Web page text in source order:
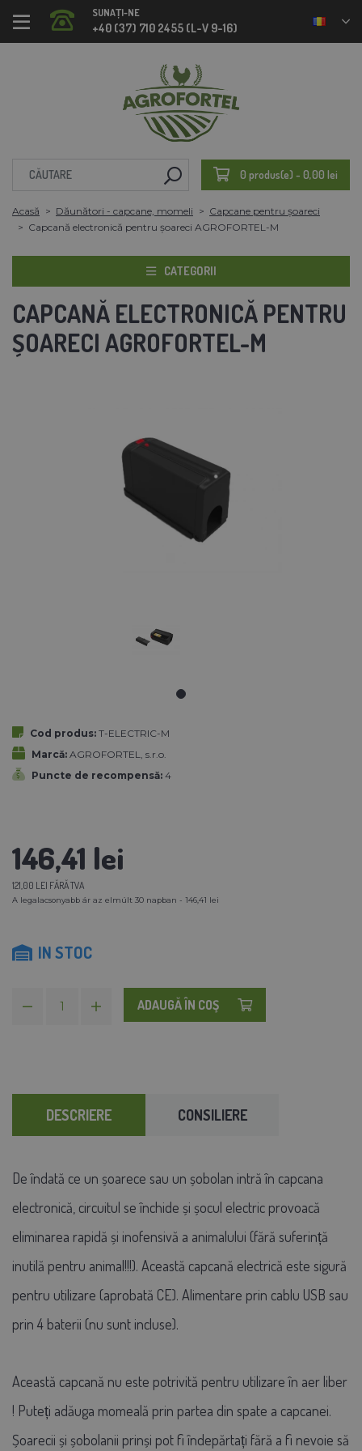
SUNAȚI-NE
+40 (37) 710 2455 (L-V 9-16)
0 produs(e) - 0,00 lei
Acasă Dăunători - capcane, momeli
Capcane pentru șoareci
Capcană electronică pentru șoareci AGROFORTEL-M
CATEGORII
CAPCANĂ ELECTRONICĂ PENTRU
ȘOARECI AGROFORTEL-M
Cod produs: T-ELECTRIC-M
Marcă: AGROFORTEL, s.r.o.
Puncte de recompensă: 4
146,41 lei
121,00 LEI FĂRĂ TVA
A legalacsonyabb ár az elmúlt 30 napban - 146,41 lei
IN STOC
ADAUGĂ ÎN COŞ
DESCRIERE CONSILIERE
De îndată ce un șoarece sau un șobolan intră în capcana
electronică, circuitul se închide și șocul electric provoacă
eliminarea rapidă și inofensivă a animalului (fără suferință
inutilă pentru animal!!!). Această capcană electrică este sigură
pentru utilizare (aprobată CE). Alimentare prin cablu USB sau
prin 4 baterii (nu sunt incluse).
Această capcană nu este potrivită pentru utilizare în aer liber
! Puteți adăuga momeală prin partea din spate a capcanei.
Șoarecii și șobolanii prinși pot fi îndepărtați fără a fi nevoie să